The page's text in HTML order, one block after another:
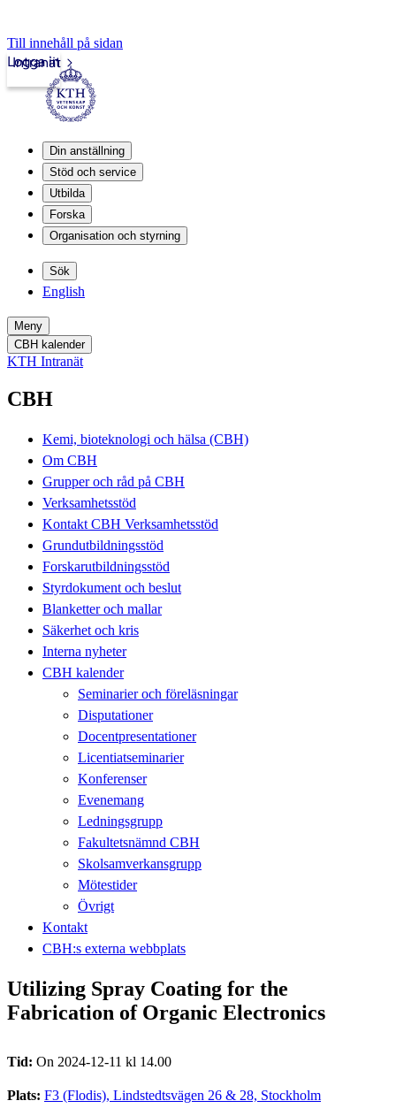
Till innehåll på sidan
Intranät
Logga in
Din anställning
Stöd och service
Utbilda
Forska
Organisation och styrning
Sök
English
Meny
CBH kalender
KTH Intranät
CBH
Kemi, bioteknologi och hälsa (CBH)
Om CBH
Grupper och råd på CBH
Verksamhetsstöd
Kontakt CBH Verksamhetsstöd
Grundutbildningsstöd
Forskarutbildningsstöd
Styrdokument och beslut
Blanketter och mallar
Säkerhet och kris
Interna nyheter
CBH kalender
Seminarier och föreläsningar
Disputationer
Docentpresentationer
Licentiatseminarier
Konferenser
Evenemang
Ledningsgrupp
Fakultetsnämnd CBH
Skolsamverkansgrupp
Mötestider
Övrigt
Kontakt
CBH:s externa webbplats
Utilizing Spray Coating for the
Fabrication of Organic Electronics
Tid: On 2024-12-11 kl 14.00
Plats: F3 (Flodis), Lindstedtsvägen 26 & 28, Stockholm